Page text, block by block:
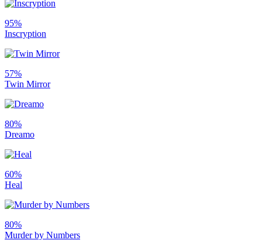
95%
Inscryption
57%
Twin Mirror
80%
Dreamo
60%
Heal
80%
Murder by Numbers